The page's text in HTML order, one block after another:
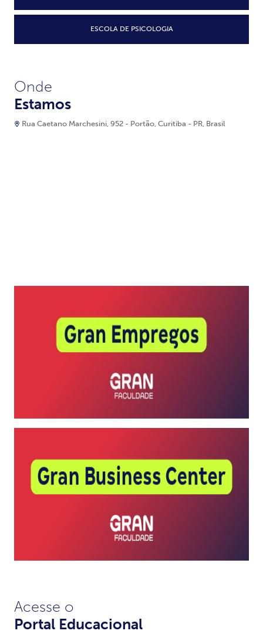
ESCOLA DE PSICOLOGIA
Onde
Estamos
Rua Caetano Marchesini, 952 - Portão, Curitiba - PR, Brasil
Acesse o
Portal Educacional